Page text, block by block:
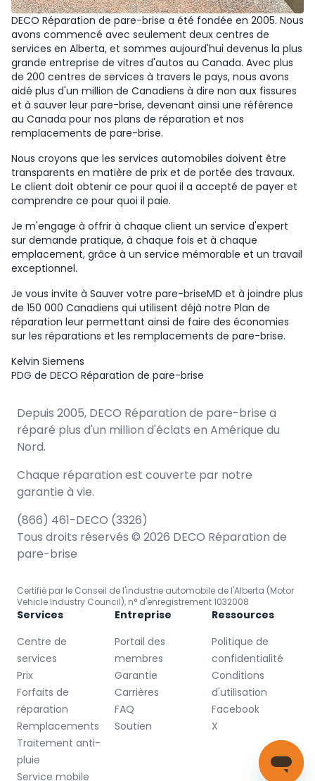
DECO Réparation de pare-brise a été fondée en 2005. Nous
avons commencé avec seulement deux centres de
services en Alberta, et sommes aujourd'hui devenus la plus
grande entreprise de vitres d'autos au Canada. Avec plus
de 200 centres de services à travers le pays, nous avons
aidé plus d'un million de Canadiens à dire non aux fissures
et à sauver leur pare-brise, devenant ainsi une référence
au Canada pour nos plans de réparation et nos
remplacements de pare-brise.
Nous croyons que les services automobiles doivent être
transparents en matière de prix et de portée des travaux.
Le client doit obtenir ce pour quoi il a accepté de payer et
comprendre ce pour quoi il paie.
Je m'engage à offrir à chaque client un service d'expert
sur demande pratique, à chaque fois et à chaque
emplacement, grâce à un service mémorable et un travail
exceptionnel.
Je vous invite à Sauver votre pare-briseMD et à joindre plus
de 150 000 Canadiens qui utilisent déjà notre Plan de
réparation leur permettant ainsi de faire des économies
sur les réparations et les remplacements de pare-brise.
Kelvin Siemens
PDG de DECO Réparation de pare-brise
Depuis 2005, DECO Réparation de pare-brise a
réparé plus d'un million d'éclats en Amérique du
Nord.
Chaque réparation est couverte par notre
garantie à vie.
(866) 461-DECO (3326)
Tous droits réservés © 2026 DECO Réparation de
pare-brise
Certifié par le Conseil de l'industrie automobile de l'Alberta (Motor
Vehicle Industry Council), n° d'enregistrement 1032008
Services
Centre de
services
Prix
Forfaits de
réparation
Remplacements
Traitement anti-
pluie
Service mobile
Entreprise
Portail des
membres
Garantie
Carrières
FAQ
Soutien
Ressources
Politique de
confidentialité
Conditions
d'utilisation
Facebook
X